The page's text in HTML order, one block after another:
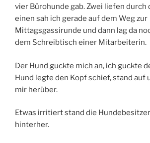
vier Bürohunde gab. Zwei liefen durch
einen sah ich gerade auf dem Weg zur
Mittagsgassirunde und dann lag da
dem Schreibtisch einer Mitarbeiterin.
Der Hund guckte mich an, ich guckte
Hund legte den Kopf schief, stand auf
mir herüber.
Etwas irritiert stand die
hinterher.